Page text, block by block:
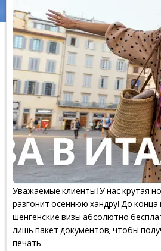
Уважаемые клиенты! У нас крутая
разгонит осеннюю хандру! До
шенгенские визы абсолютно
лишь пакет документов, чтобы
печать.